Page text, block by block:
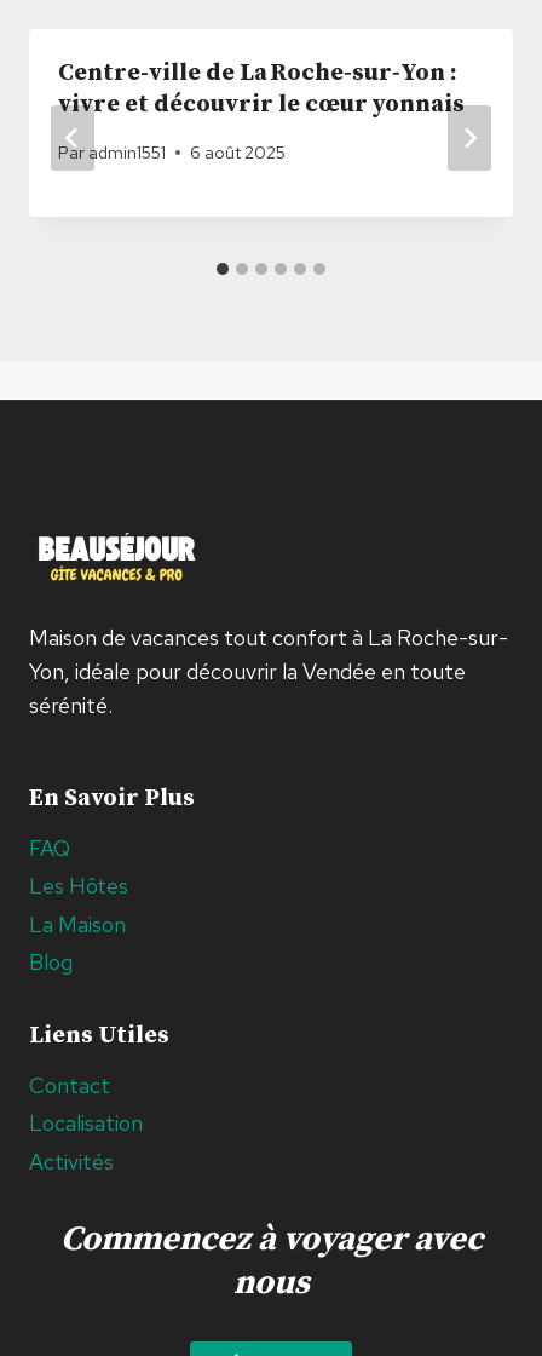
Centre-ville de La Roche‑sur‑Yon :
vivre et découvrir le cœur yonnais
Par admin1551 6 août 2025
Maison de vacances tout confort à La Roche-sur-
Yon, idéale pour découvrir la Vendée en toute
sérénité.
En Savoir Plus
FAQ
Les Hôtes
La Maison
Blog
Liens Utiles
Contact
Localisation
Activités
Commencez à voyager avec
nous